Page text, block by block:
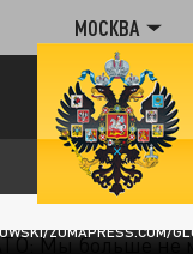
МОСКВА
ZUMAPRESS.COM/